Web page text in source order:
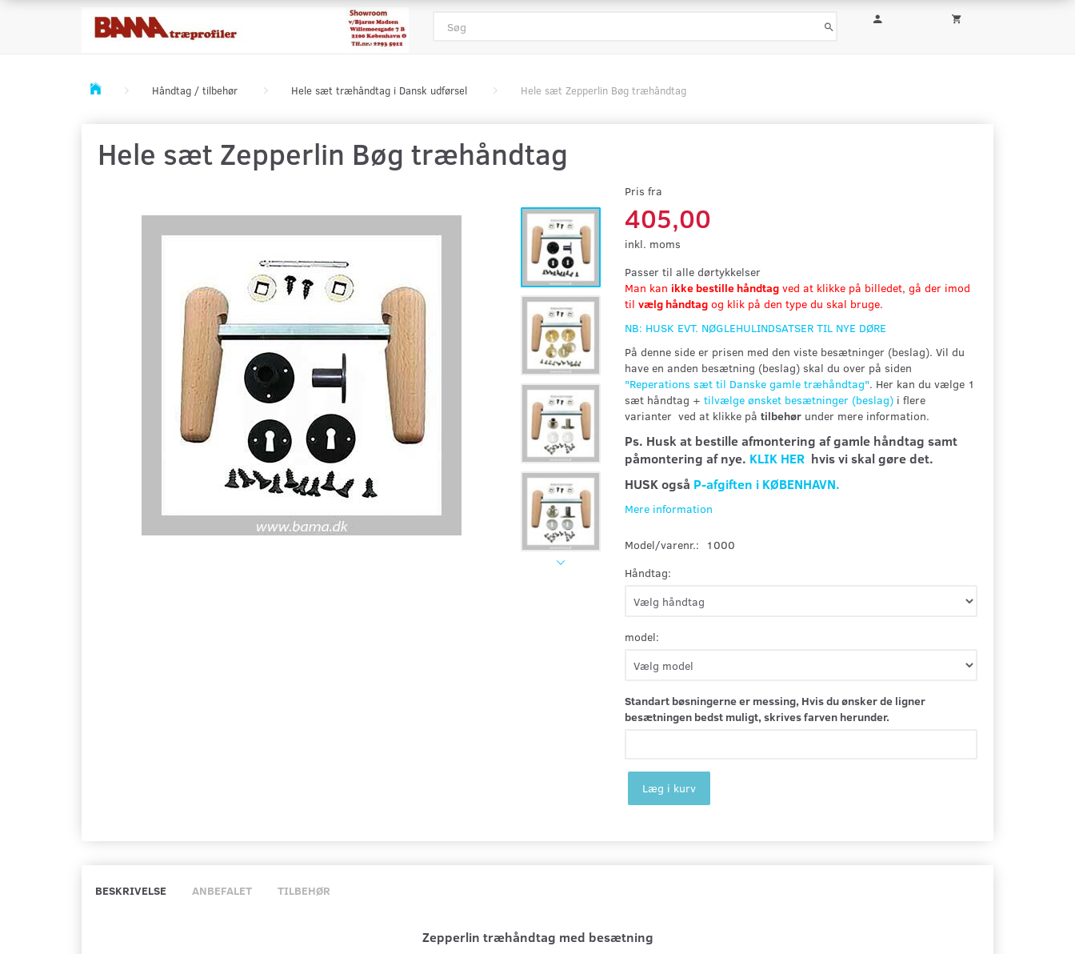
Håndtag / tilbehør Hele sæt træhåndtag i Dansk udførsel Hele sæt Zepperlin Bøg træhåndtag
Hele sæt Zepperlin Bøg træhåndtag
Pris fra
405,00
inkl. moms
Passer til alle dørtykkelser
Man kan ikke bestille håndtag ved at klikke på billedet, gå der imod
tilvælg håndtag og klik på den type du skal bruge.
NB: HUSK EVT. NØGLEHULINDSATSER TIL NYE DØRE
På denne side er prisen med den viste besætninger (beslag). Vil du
have en anden besætning (beslag) skal du over på siden
"Reperations sæt til Danske gamle træhåndtag". Her kan du vælge 1
sæt håndtag + tilvælge ønsket besætninger (beslag) i flere
varianter ved at klikke på tilbehør under mere information.
Ps. Husk at bestille afmontering af gamle håndtag samt
påmontering af nye. KLIK HER hvis vi skal gøre det.
HUSK også P-afgiften i KØBENHAVN.
Mere information
Model/varenr.:
1000
Håndtag:
model:
Standart bøsningerne er messing, Hvis du ønsker de ligner
besætningen bedst muligt, skrives farven herunder.
Læg i kurv
BESKRIVELSE ANBEFALET TILBEHØR
Zepperlin træhåndtag med besætning